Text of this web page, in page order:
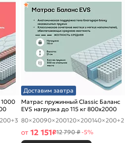
+3
Доставим завтра
Матрас пружинный Classic Баланс
EVS нагрузка до 115 кг 800x2000
80×20090×200120×200140×200+2
от 12 151₽12 790 ₽-5%